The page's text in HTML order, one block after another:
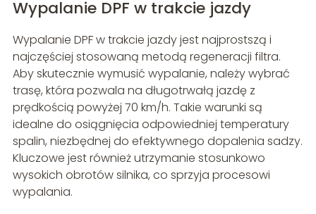
Wypalanie DPF w trakcie jazdy
Wypalanie DPF w trakcie jazdy jest najprostszą i
najczęściej stosowaną metodą regeneracji filtra.
Aby skutecznie wymusić wypalanie, należy wybrać
trasę, która pozwala na długotrwałą jazdę z
prędkością powyżej 70 km/h. Takie warunki są
idealne do osiągnięcia odpowiedniej temperatury
spalin, niezbędnej do efektywnego dopalenia sadzy.
Kluczowe jest również utrzymanie stosunkowo
wysokich obrotów silnika, co sprzyja procesowi
wypalania.